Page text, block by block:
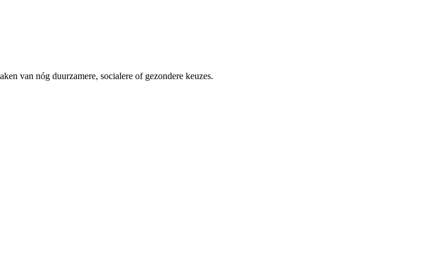
van nóg duurzamere, socialere of gezondere keuzes.